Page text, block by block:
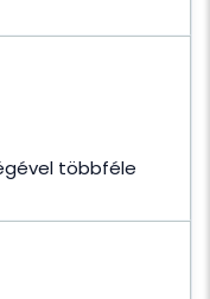
többféle